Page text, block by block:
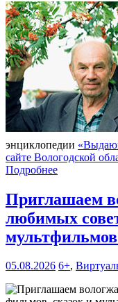
энциклопедии
сайте Вологодской
Подробнее
Приглашаем
любимых
мультфильмов
05.08.2026 6+,